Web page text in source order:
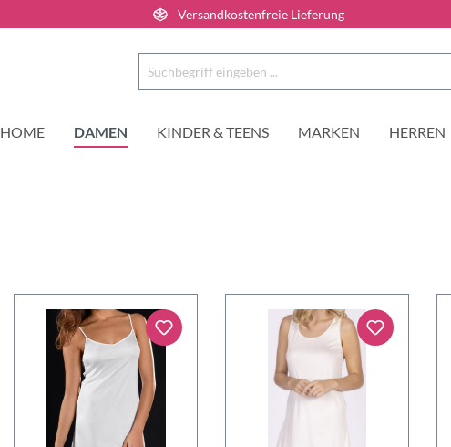
Versandkostenfreie Lieferung
HOME DAMEN KINDER & TEENS MARKEN HERREN